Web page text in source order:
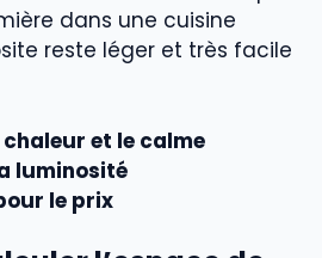
dans une cuisine
reste léger et très facile
et le calme
luminosité
le prix